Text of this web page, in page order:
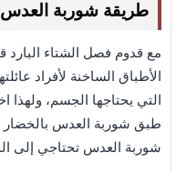
طريقة شوربة العدس
مع قدوم فصل الشتاء
الأطباق الساخنة لأفراد
التي يحتاجها الجسم،
طبق شوربة العدس
شوربة العدس تحتاجي إلى